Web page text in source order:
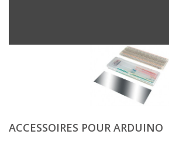
ACCESSOIRES POUR ARDUINO